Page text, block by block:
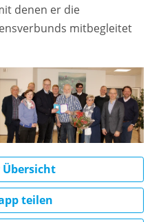
denen er die
mitbegleitet
teilen